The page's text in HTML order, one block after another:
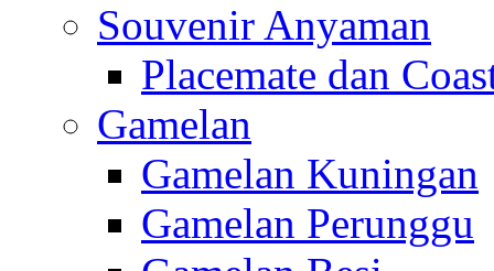
Souvenir Anyaman
Placemate dan
Gamelan
Gamelan Kuningan
Gamelan Perunggu